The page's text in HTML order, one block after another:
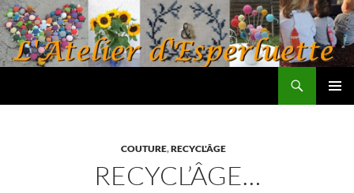
Aller
au
contenu
COUTURE,RECYCL'ÂGE
RECYCL’ÂGE…